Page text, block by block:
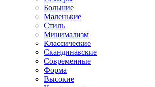
Большие
Маленькие
Стиль
Минимализм
Классические
Скандинавские
Современные
Форма
Высокие